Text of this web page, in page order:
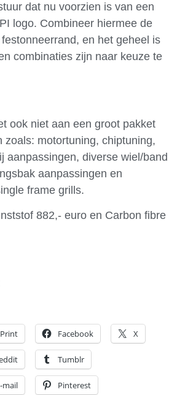
dat nu voorzien is van een
logo. Combineer hiermee de
en het geheel is
combinaties zijn naar keuze te
ook niet aan een groot pakket
zoals: motortuning, chiptuning,
aanpassingen, diverse wiel/band
aanpassingen en
frame grills.
882,- euro en Carbon fibre
Print Facebook X
Tumblr
mail Pinterest